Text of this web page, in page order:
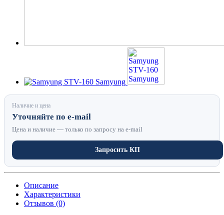
Наличие и цена
Уточняйте по e-mail
Цена и наличие — только по запросу на e-mail
Запросить КП
Описание
Характеристики
Отзывов (0)